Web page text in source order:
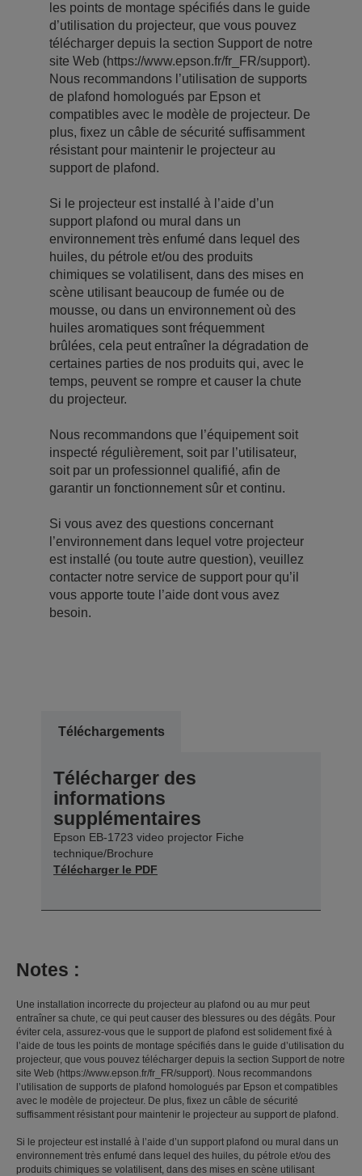
les points de montage spécifiés dans le guide
d’utilisation du projecteur, que vous pouvez
télécharger depuis la section Support de notre
site Web (https://www.epson.fr/fr_FR/support).
Nous recommandons l’utilisation de supports
de plafond homologués par Epson et
compatibles avec le modèle de projecteur. De
plus, fixez un câble de sécurité suffisamment
résistant pour maintenir le projecteur au
support de plafond.
Si le projecteur est installé à l’aide d’un
support plafond ou mural dans un
environnement très enfumé dans lequel des
huiles, du pétrole et/ou des produits
chimiques se volatilisent, dans des mises en
scène utilisant beaucoup de fumée ou de
mousse, ou dans un environnement où des
huiles aromatiques sont fréquemment
brûlées, cela peut entraîner la dégradation de
certaines parties de nos produits qui, avec le
temps, peuvent se rompre et causer la chute
du projecteur.
Nous recommandons que l’équipement soit
inspecté régulièrement, soit par l’utilisateur,
soit par un professionnel qualifié, afin de
garantir un fonctionnement sûr et continu.
Si vous avez des questions concernant
l’environnement dans lequel votre projecteur
est installé (ou toute autre question), veuillez
contacter notre service de support pour qu’il
vous apporte toute l’aide dont vous avez
besoin.
Téléchargements
Télécharger des
informations
supplémentaires
Epson EB-1723 video projector Fiche
technique/Brochure
Télécharger le PDF
Notes :
Une installation incorrecte du projecteur au plafond ou au mur peut
entraîner sa chute, ce qui peut causer des blessures ou des dégâts. Pour
éviter cela, assurez-vous que le support de plafond est solidement fixé à
l’aide de tous les points de montage spécifiés dans le guide d’utilisation du
projecteur, que vous pouvez télécharger depuis la section Support de notre
site Web (https://www.epson.fr/fr_FR/support). Nous recommandons
l’utilisation de supports de plafond homologués par Epson et compatibles
avec le modèle de projecteur. De plus, fixez un câble de sécurité
suffisamment résistant pour maintenir le projecteur au support de plafond.
Si le projecteur est installé à l’aide d’un support plafond ou mural dans un
environnement très enfumé dans lequel des huiles, du pétrole et/ou des
produits chimiques se volatilisent, dans des mises en scène utilisant